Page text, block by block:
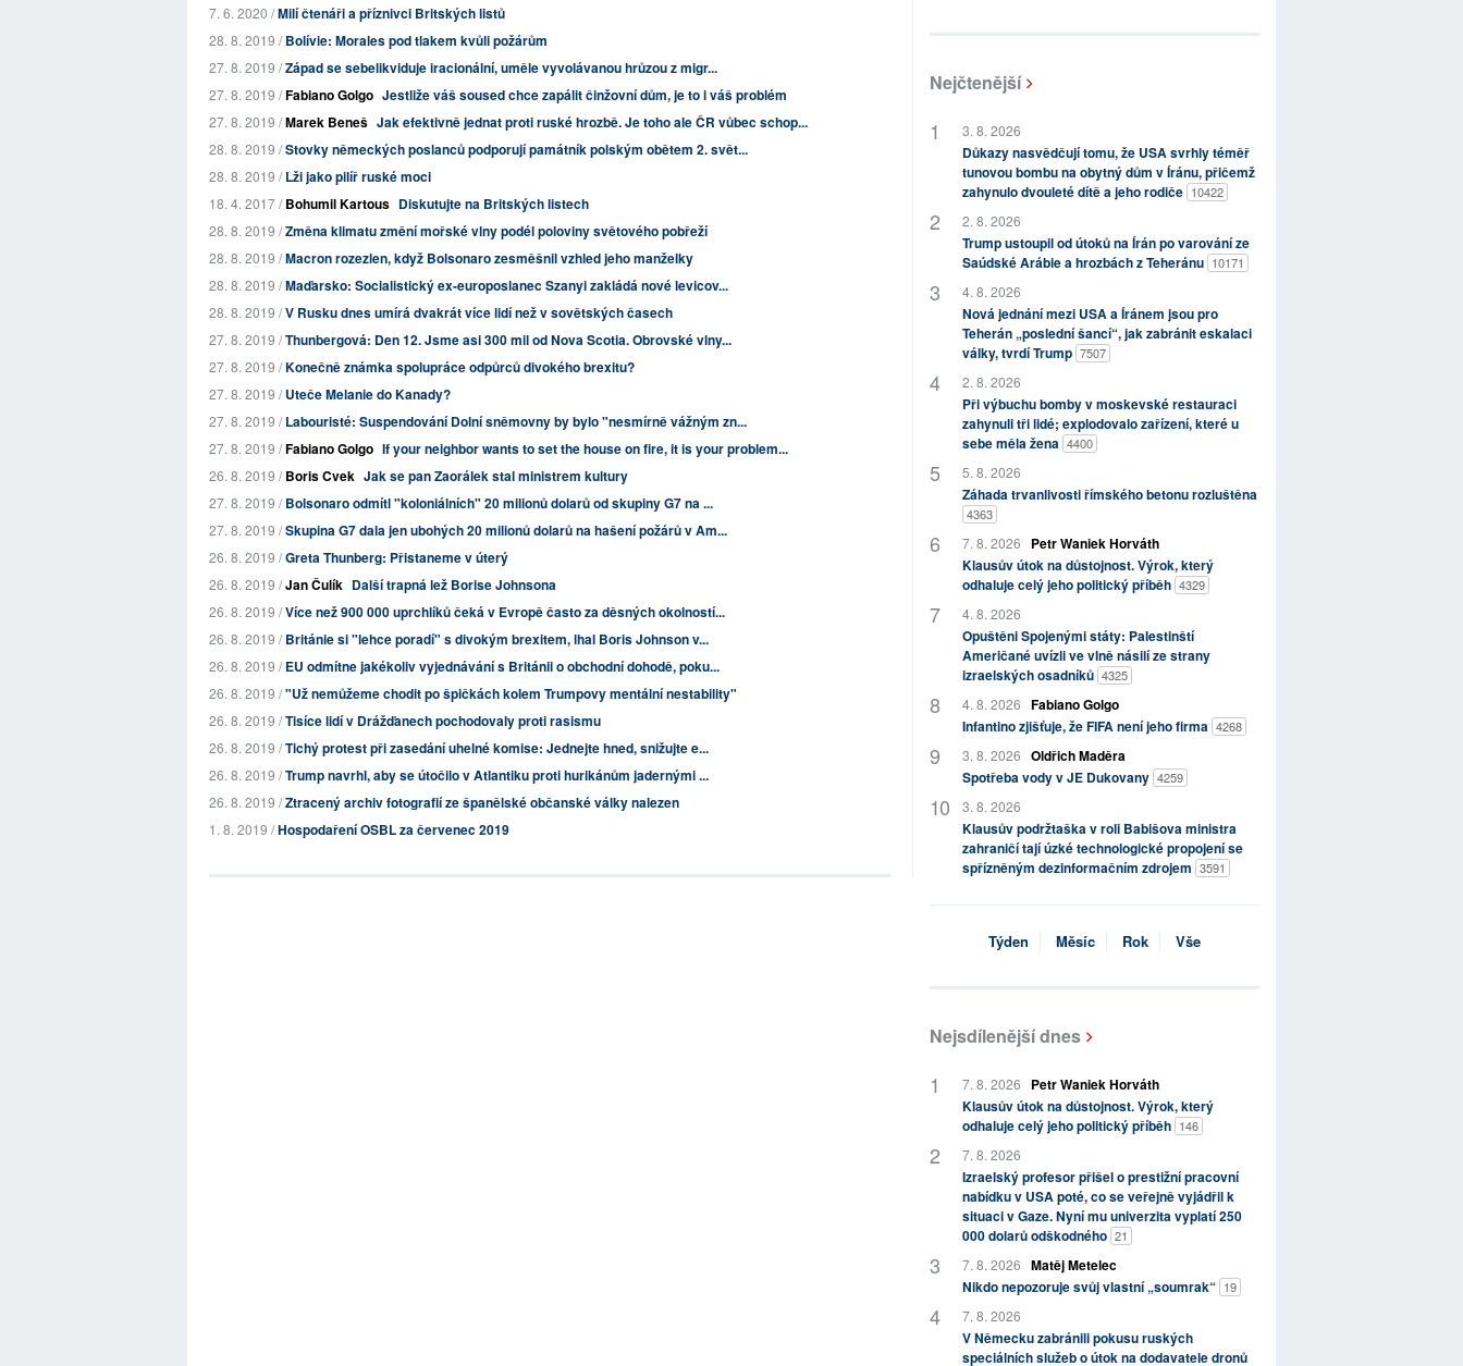
7. 6. 2020 /Milí čtenáři a příznivci Britských listů
28. 8. 2019 /Bolívie: Morales pod tlakem kvůli požárům
27. 8. 2019 /Západ se sebelikviduje iracionální, uměle vyvolávanou hrůzou z migr...
27. 8. 2019 /Fabiano Golgo Jestliže váš soused chce zapálit činžovní dům, je to i váš problém
27. 8. 2019 /Marek Beneš Jak efektivně jednat proti ruské hrozbě. Je toho ale ČR vůbec schop...
28. 8. 2019 /Stovky německých poslanců podporují památník polským obětem 2. svět...
28. 8. 2019 /Lži jako pilíř ruské moci
18. 4. 2017 /Bohumil Kartous Diskutujte na Britských listech
28. 8. 2019 /Změna klimatu změní mořské vlny podél poloviny světového pobřeží
28. 8. 2019 /Macron rozezlen, když Bolsonaro zesměšnil vzhled jeho manželky
28. 8. 2019 /Maďarsko: Socialistický ex-europoslanec Szanyi zakládá nové levicov...
28. 8. 2019 /V Rusku dnes umírá dvakrát více lidí než v sovětských časech
27. 8. 2019 /Thunbergová: Den 12. Jsme asi 300 mil od Nova Scotia. Obrovské vlny...
27. 8. 2019 /Konečně známka spolupráce odpůrců divokého brexitu?
27. 8. 2019 /Uteče Melanie do Kanady?
27. 8. 2019 /Labouristé: Suspendování Dolní sněmovny by bylo "nesmírně vážným zn...
27. 8. 2019 /Fabiano Golgo If your neighbor wants to set the house on fire, it is your problem...
26. 8. 2019 /Boris Cvek Jak se pan Zaorálek stal ministrem kultury
27. 8. 2019 /Bolsonaro odmítl "koloniálních" 20 milionů dolarů od skupiny G7 na ...
27. 8. 2019 /Skupina G7 dala jen ubohých 20 milionů dolarů na hašení požárů v Am...
26. 8. 2019 /Greta Thunberg: Přistaneme v úterý
26. 8. 2019 /Jan Čulík Další trapná lež Borise Johnsona
26. 8. 2019 /Více než 900 000 uprchlíků čeká v Evropě často za děsných okolností...
26. 8. 2019 /Británie si "lehce poradí" s divokým brexitem, lhal Boris Johnson v...
26. 8. 2019 /EU odmítne jakékoliv vyjednávání s Británii o obchodní dohodě, poku...
26. 8. 2019 /"Už nemůžeme chodit po špičkách kolem Trumpovy mentální nestability"
26. 8. 2019 /Tisíce lidí v Drážďanech pochodovaly proti rasismu
26. 8. 2019 /Tichý protest při zasedání uhelné komise: Jednejte hned, snižujte e...
26. 8. 2019 /Trump navrhl, aby se útočilo v Atlantiku proti hurikánům jadernými ...
26. 8. 2019 /Ztracený archiv fotografií ze španělské občanské války nalezen
1. 8. 2019 /Hospodaření OSBL za červenec 2019
Nejčtenější
3. 8. 2026
Důkazy nasvědčují tomu, že USA svrhly téměř
tunovou bombu na obytný dům v Íránu, přičemž
zahynulo dvouleté dítě a jeho rodiče 10422
2. 8. 2026
Trump ustoupil od útoků na Írán po varování ze
Saúdské Arábie a hrozbách z Teheránu 10171
4. 8. 2026
Nová jednání mezi USA a Íránem jsou pro
Teherán „poslední šancí“, jak zabránit eskalaci
války, tvrdí Trump 7507
2. 8. 2026
Při výbuchu bomby v moskevské restauraci
zahynuli tři lidé; explodovalo zařízení, které u
sebe měla žena 4400
5. 8. 2026
Záhada trvanlivosti římského betonu rozluštěna
4363
7. 8. 2026
Petr Waniek Horváth
Klausův útok na důstojnost. Výrok, který
odhaluje celý jeho politický příběh 4329
4. 8. 2026
Opuštěni Spojenými státy: Palestinští
Američané uvízli ve vlně násilí ze strany
izraelských osadníků 4325
4. 8. 2026 Fabiano Golgo
Infantino zjišťuje, že FIFA není jeho firma 4268
3. 8. 2026 Oldřich Maděra
Spotřeba vody v JE Dukovany 4259
3. 8. 2026
Klausův podržtaška v roli Babišova ministra
zahraničí tají úzké technologické propojení se
spřízněným dezinformačním zdrojem 3591
Týden Měsíc Rok Vše
Nejsdílenější dnes
7. 8. 2026
Petr Waniek Horváth
Klausův útok na důstojnost. Výrok, který
odhaluje celý jeho politický příběh 146
7. 8. 2026
Izraelský profesor přišel o prestižní pracovní
nabídku v USA poté, co se veřejně vyjádřil k
situaci v Gaze. Nyní mu univerzita vyplatí 250
000 dolarů odškodného 21
7. 8. 2026 Matěj Metelec
Nikdo nepozoruje svůj vlastní „soumrak“ 19
7. 8. 2026
V Německu zabránili pokusu ruských
speciálních služeb o útok na dodavatele dronů